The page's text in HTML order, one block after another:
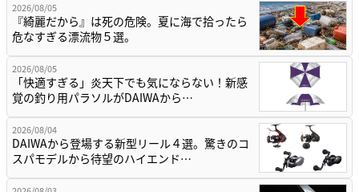
2026/08/05
『綺麗だから』は死の危険。夏に海で拾ったら
危なすぎる漂流物５選。
2026/08/05
「快適すぎる」炎天下でも気にならない！新感
覚の釣り用パラソルがDAIWAから…
2026/08/04
DAIWAから登場する新型リール４選。驚きのコ
スパモデルから待望のハイエンド…